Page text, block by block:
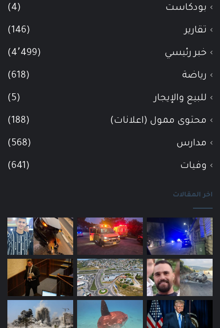
بودكاست (4)
تقارير (146)
خبر رئيسي (4٬499)
رياضة (618)
للبيع والإيجار (5)
محتوى ممول (اعلانات) (188)
مدارس (568)
وفيات (641)
اخر المقالات